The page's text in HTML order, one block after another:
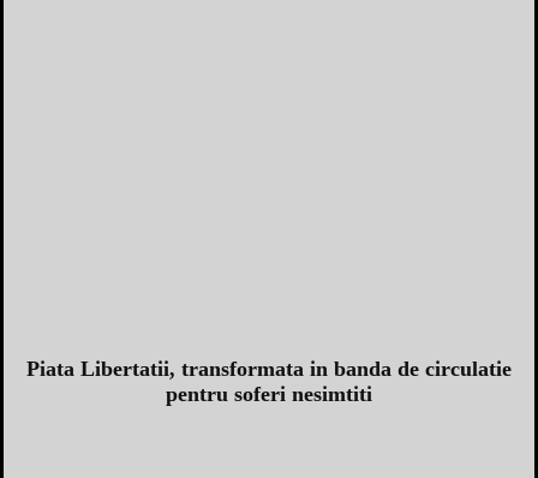
Piata Libertatii, transformata in banda de circulatie
pentru soferi nesimtiti